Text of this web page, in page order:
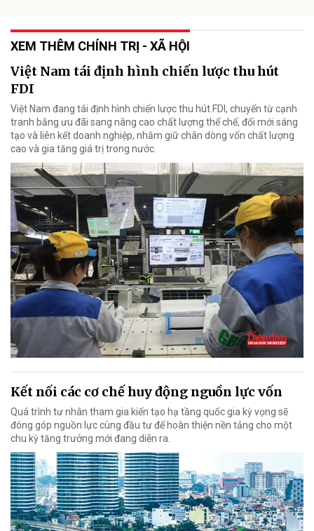
XEM THÊM CHÍNH TRỊ - XÃ HỘI
Việt Nam tái định hình chiến lược thu hút
FDI
Việt Nam đang tái định hình chiến lược thu hút FDI, chuyển từ cạnh
tranh bằng ưu đãi sang nâng cao chất lượng thể chế, đổi mới sáng
tạo và liên kết doanh nghiệp, nhằm giữ chân dòng vốn chất lượng
cao và gia tăng giá trị trong nước.
Kết nối các cơ chế huy động nguồn lực vốn
Quá trình tư nhân tham gia kiến tạo hạ tầng quốc gia kỳ vọng sẽ
đóng góp nguồn lực cùng đầu tư để hoàn thiện nền tảng cho một
chu kỳ tăng trưởng mới đang diễn ra.